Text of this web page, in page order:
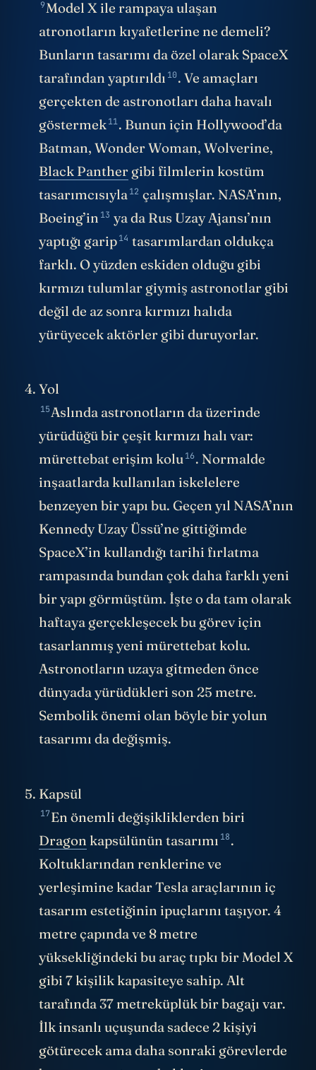
9Model X ile rampaya ulaşan
atronotların kıyafetlerine ne demeli?
Bunların tasarımı da özel olarak SpaceX
tarafından yaptırıldı 10. Ve amaçları
gerçekten de astronotları daha havalı
göstermek 11. Bunun için Hollywood’da
Batman, Wonder Woman, Wolverine,
Black Panthergibi filmlerin kostüm
tasarımcısıyla 12 çalışmışlar. NASA’nın,
Boeing’in 13 ya da Rus Uzay Ajansı’nın
yaptığı garip 14 tasarımlardan oldukça
farklı. O yüzden eskiden olduğu gibi
kırmızı tulumlar giymiş astronotlar gibi
değil de az sonra kırmızı halıda
yürüyecek aktörler gibi duruyorlar.
Yol
15Aslında astronotların da üzerinde
yürüdüğü bir çeşit kırmızı halı var:
mürettebat erişim kolu 16. Normalde
inşaatlarda kullanılan iskelelere
benzeyen bir yapı bu. Geçen yıl NASA’nın
Kennedy Uzay Üssü’ne gittiğimde
SpaceX’in kullandığı tarihi fırlatma
rampasında bundan çok daha farklı yeni
bir yapı görmüştüm. İşte o da tam olarak
haftaya gerçekleşecek bu görev için
tasarlanmış yeni mürettebat kolu.
Astronotların uzaya gitmeden önce
dünyada yürüdükleri son 25 metre.
Sembolik önemi olan böyle bir yolun
tasarımı da değişmiş.
Kapsül
17En önemli değişikliklerden biri
Dragon kapsülünün tasarımı 18.
Koltuklarından renklerine ve
yerleşimine kadar Tesla araçlarının iç
tasarım estetiğinin ipuçlarını taşıyor. 4
metre çapında ve 8 metre
yüksekliğindeki bu araç tıpkı bir Model X
gibi 7 kişilik kapasiteye sahip. Alt
tarafında 37 metreküplük bir bagajı var.
İlk insanlı uçuşunda sadece 2 kişiyi
götürecek ama daha sonraki görevlerde